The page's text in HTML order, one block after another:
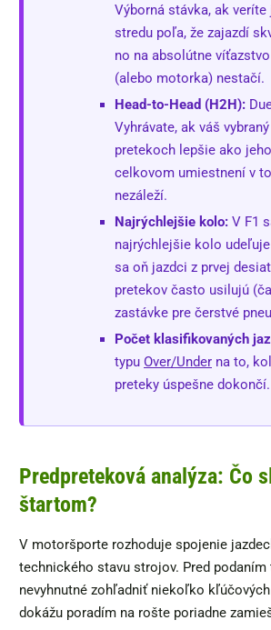
Výborná stávka, ak veríte
stredu poľa, že zajazdí
no na absolútne
(alebo motorka) nestačí.
Head-to-Head (H2H):
Vyhrávate, ak váš
pretekoch lepšie ako
celkovom umiestnení v
nezáleží.
Najrýchlejšie kolo: V F1
najrýchlejšie kolo
sa oň jazdci z prvej
pretekov často usilujú
zastávke pre čerstvé
Počet klasifikovaných
typu Over/Under na to,
preteky úspešne dokončí.
Predpreteková analýza: Čo
štartom?
V motoršporte rozhoduje spojenie
technického stavu strojov. Pred
nevyhnutné zohľadniť niekoľko
dokážu poradím na rošte poriadne